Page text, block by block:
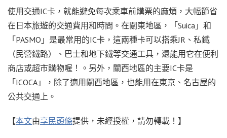
使用交通IC卡，就能避免每次乘車前購票的麻煩，大幅節省
在日本旅遊的交通費用和時間。在關東地區，「Suica」和
「PASMO」是最常用的IC卡，這兩種卡可以搭乘JR、私鐵
（民營鐵路）、巴士和地下鐵等交通工具，還能用它在便利
商店或超市購物喔！。另外，關西地區的主要IC卡是
「ICOCA」，除了適用關西地區，也能用在東京、名古屋的
公共交通上。
【本文由享民頭條提供，未經授權，請勿轉載！】